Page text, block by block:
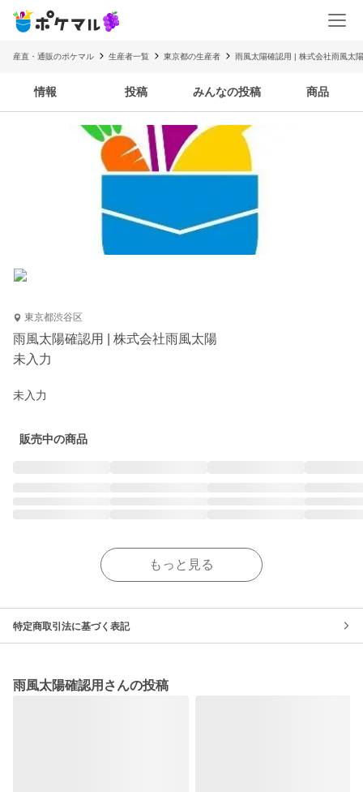
産直・通販のポケマル 生産者一覧 東京都の生産者 雨風太陽確認用 | 株式会社雨風太陽
情報 投稿 みんなの投稿 商品
東京都渋谷区
雨風太陽確認用 | 株式会社雨風太陽
未入力
未入力
販売中の商品
もっと見る
特定商取引法に基づく表記
雨風太陽確認用さんの投稿